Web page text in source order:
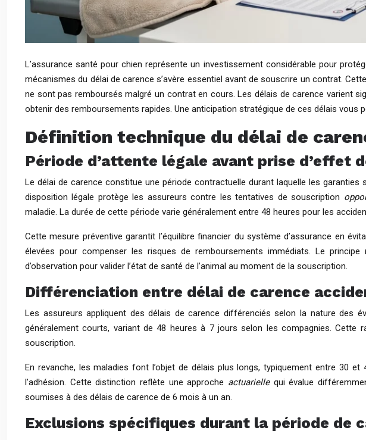
L’assurance santé pour chien représente un investissement considérable pour
mécanismes du délai de carence s’avère essentiel avant de souscrire un contrat.
ne sont pas remboursés malgré un contrat en cours. Les délais de carence varient
obtenir des remboursements rapides. Une anticipation stratégique de ces délais vous
Définition technique du délai de
Période d’attente légale avant prise d’effet
Le délai de carence constitue une période contractuelle durant laquelle les
disposition légale protège les assureurs contre les tentatives de souscription
maladie. La durée de cette période varie généralement entre 48 heures pour les
Cette mesure préventive garantit l’équilibre financier du système d’assurance en
élevées pour compenser les risques de remboursements immédiats. Le principe
d’observation pour valider l’état de santé de l’animal au moment de la souscription.
Différenciation entre délai de carence
Les assureurs appliquent des délais de carence différenciés selon la nature des
généralement courts, variant de 48 heures à 7 jours selon les compagnies. Cette
souscription.
En revanche, les maladies font l’objet de délais plus longs, typiquement entre 30
l’adhésion. Cette distinction reflète une approche actuariellequi évalue
soumises à des délais de carence de 6 mois à un an.
Exclusions spécifiques durant la période de